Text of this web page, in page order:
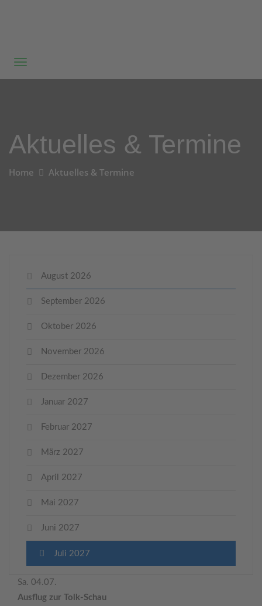
Aktuelles & Termine
Home Aktuelles & Termine
August 2026
September 2026
Oktober 2026
November 2026
Dezember 2026
Januar 2027
Februar 2027
März 2027
April 2027
Mai 2027
Juni 2027
Juli 2027
Sa. 04.07.
Ausflug zur Tolk-Schau